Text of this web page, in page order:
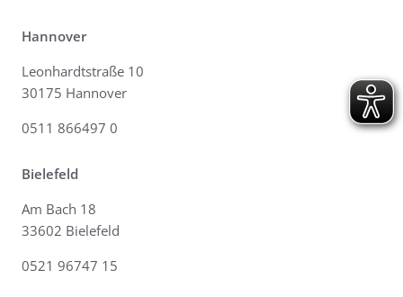
Hannover
Leonhardtstraße 10
30175 Hannover
0511 866497 0
Bielefeld
Am Bach 18
33602 Bielefeld
0521 96747 15